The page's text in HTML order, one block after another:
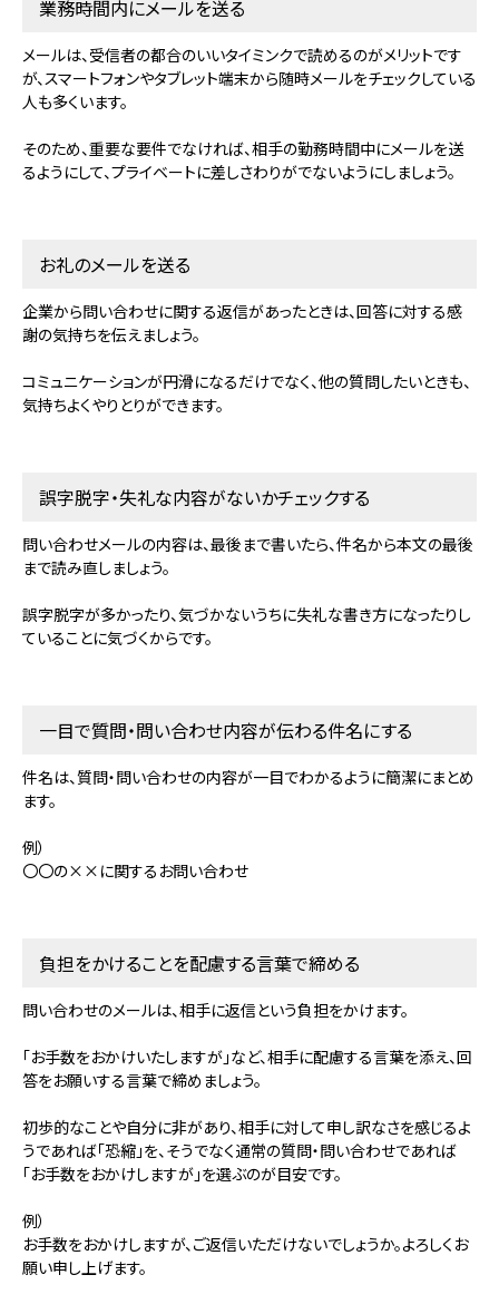
業務時間内にメールを送る
メールは、受信者の都合のいいタイミンクで読めるのがメリットです
が、スマートフォンやタブレット端末から随時メールをチェックしている
人も多くいます。
そのため、重要な要件でなければ、相手の勤務時間中にメールを送
るようにして、プライベートに差しさわりがでないようにしましょう。
お礼のメールを送る
企業から問い合わせに関する返信があったときは、回答に対する感
謝の気持ちを伝えましょう。
コミュニケーションが円滑になるだけでなく、他の質問したいときも、
気持ちよくやりとりができます。
誤字脱字・失礼な内容がないかチェックする
問い合わせメールの内容は、最後まで書いたら、件名から本文の最後
まで読み直しましょう。
誤字脱字が多かったり、気づかないうちに失礼な書き方になったりし
ていることに気づくからです。
一目で質問・問い合わせ内容が伝わる件名にする
件名は、質問・問い合わせの内容が一目でわかるように簡潔にまとめ
ます。
例）
〇〇の××に関するお問い合わせ
負担をかけることを配慮する言葉で締める
問い合わせのメールは、相手に返信という負担をかけます。
「お手数をおかけいたしますが」など、相手に配慮する言葉を添え、回
答をお願いする言葉で締めましょう。
初歩的なことや自分に非があり、相手に対して申し訳なさを感じるよ
うであれば「恐縮」を、そうでなく通常の質問・問い合わせであれば
「お手数をおかけしますが」を選ぶのが目安です。
例）
お手数をおかけしますが、ご返信いただけないでしょうか。よろしくお
願い申し上げます。